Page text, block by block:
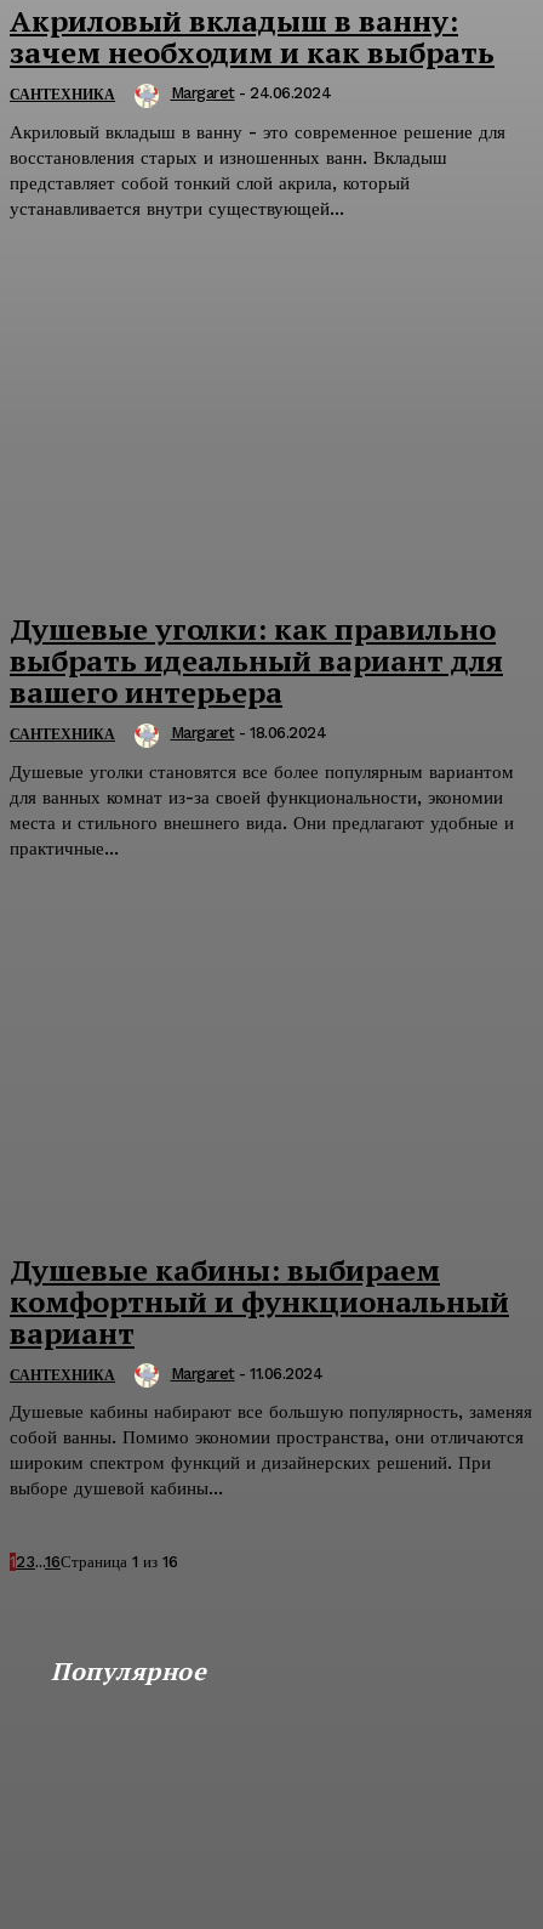
Акриловый вкладыш в ванну:
зачем необходим и как выбрать
САНТЕХНИКА Margaret - 24.06.2024
Акриловый вкладыш в ванну - это современное решение для
восстановления старых и изношенных ванн. Вкладыш
представляет собой тонкий слой акрила, который
устанавливается внутри существующей...
Душевые уголки: как правильно
выбрать идеальный вариант для
вашего интерьера
САНТЕХНИКА Margaret - 18.06.2024
Душевые уголки становятся все более популярным вариантом
для ванных комнат из-за своей функциональности, экономии
места и стильного внешнего вида. Они предлагают удобные и
практичные...
Душевые кабины: выбираем
комфортный и функциональный
вариант
САНТЕХНИКА Margaret - 11.06.2024
Душевые кабины набирают все большую популярность, заменяя
собой ванны. Помимо экономии пространства, они отличаются
широким спектром функций и дизайнерских решений. При
выборе душевой кабины...
123...16Страница 1 из 16
Популярное